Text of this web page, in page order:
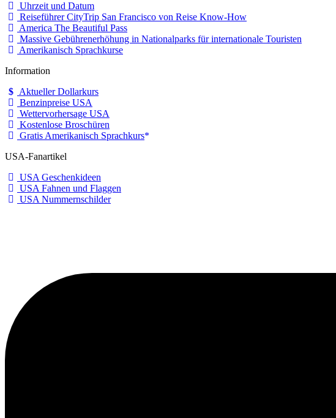
Uhrzeit und Datum
Reiseführer CityTrip San Francisco von Reise Know-How
America The Beautiful Pass
Massive Gebührenerhöhung in Nationalparks für internationale Touristen
Amerikanisch Sprachkurse
Information
Aktueller Dollarkurs
Benzinpreise USA
Wettervorhersage USA
Kostenlose Broschüren
Gratis Amerikanisch Sprachkurs
USA-Fanartikel
USA Geschenkideen
USA Fahnen und Flaggen
USA Nummernschilder